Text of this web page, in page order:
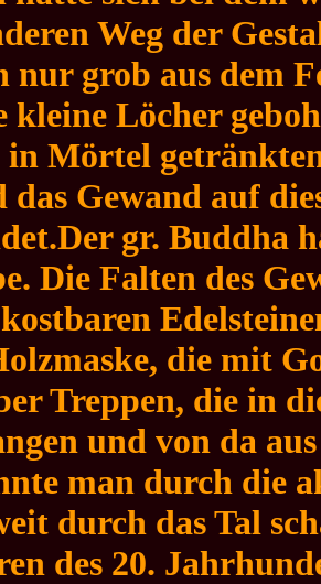
Weg der
nur grob aus dem
kleine Löcher
Mörtel
das Gewand auf
Der gr. Buddha
Die Falten des
die mit
Treppen, die in
und von da
man durch die
durch das Tal
des 20.